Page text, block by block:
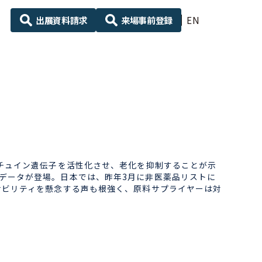
EN
出展資料請求 来場事前登録
イン遺伝子を活性化させ、老化を抑制することが示
ータが登場。日本では、昨年3月に非医薬品リストに
リティを懸念する声も根強く、原料サプライヤーは対